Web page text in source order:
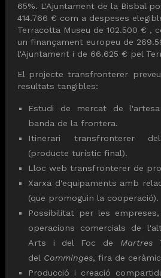
65%. L'Ajuntament de la Bisbal
414.766 € com a despeses
Terracotta Museu de 102.500 € ,
un finançament europeu de
l'Ajuntament i de 66.625 € pel
El projecte transfronterer
resultats tangibles:
Estudi de mercat de
banda de la frontera.
Itinerari transfronterer
(producte turístic final).
Lloc web transfronterer de
Xarxa d'equipaments amb
(que promoguin la cooperació).
Possibilitat per les
operacions comercials de
Arts i del Foc de Martres
del Comminges, fira de
Producció i creació